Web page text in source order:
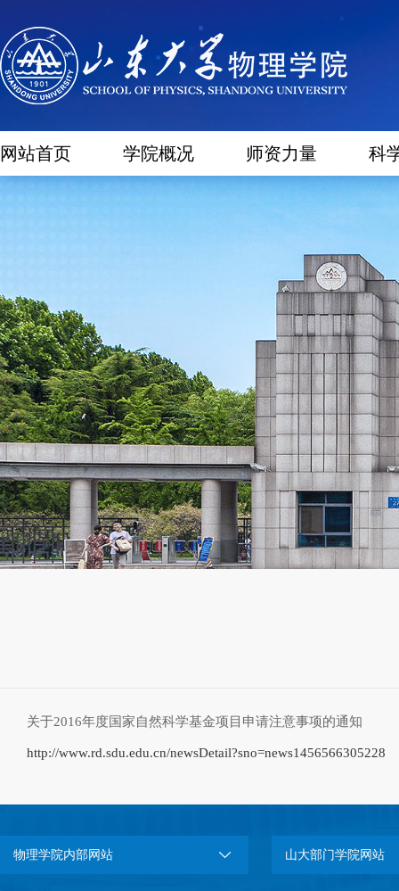
网站首页 学院概况 师资力量 科
关于2016年度国家自然科学基金项目申请注意事项的通知
http://www.rd.sdu.edu.cn/newsDetail?sno=news1456566305228
物理学院内部网站 山大部门学院网站